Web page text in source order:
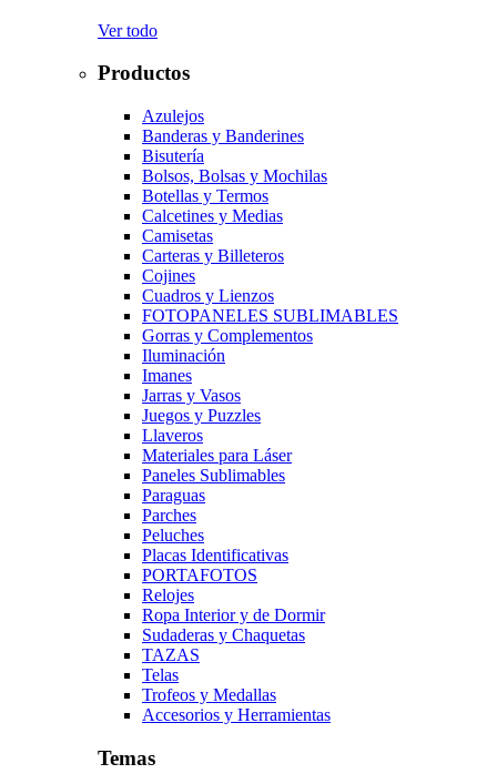
Ver todo
Productos
Azulejos
Banderas y Banderines
Bisutería
Bolsos, Bolsas y Mochilas
Botellas y Termos
Calcetines y Medias
Camisetas
Carteras y Billeteros
Cojines
Cuadros y Lienzos
FOTOPANELES SUBLIMABLES
Gorras y Complementos
Iluminación
Imanes
Jarras y Vasos
Juegos y Puzzles
Llaveros
Materiales para Láser
Paneles Sublimables
Paraguas
Parches
Peluches
Placas Identificativas
PORTAFOTOS
Relojes
Ropa Interior y de Dormir
Sudaderas y Chaquetas
TAZAS
Telas
Trofeos y Medallas
Accesorios y Herramientas
Temas